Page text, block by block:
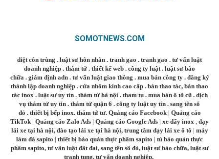
SOMOTNEWS.COM
diệt côn trùng . luật sư hôn nhân . tranh gao . tranh gao . tư vấn luật
doanh nghiệp . thám tử . thiết kế web . công ty luật. luật sư bào
chữa. giám định adn. tư vấn luật giao thông . mua bán công ty. đăng ký
thành lập doanh nghiệp . cửa nhôm kính cao cấp . bàn thao tác, bàn thao
tác inox. luật sư uy tín. thám tử hà nội. tham tu. mua bán ô tô cũ. dịch
vụ thám tử uy tín . thám tử quận 6 . công ty luật uy tín . sang tên sổ
đỏ . thiết bị bếp inox. thám tử tư. Quảng cáo Facebook| Quảng cáo
TikTok | Quảng cáo Zalo Ads | Quảng cáo Google Ads | xe đẩy inox , dạy
lái xe tại hà nội, đào tạo lái xe tại hà nội, trung tâm dạy lái xe ô tô | máy
làm đá sapito | thiết bị bảo quản thực phẩm sapito | tủ bảo quản thực
phẩm sapito, tư vấn luật đất đai, sang tên sổ đỏ, luật sư bào chữa, luật sư
tranh tụng, tư vấn doanh nghiệp,